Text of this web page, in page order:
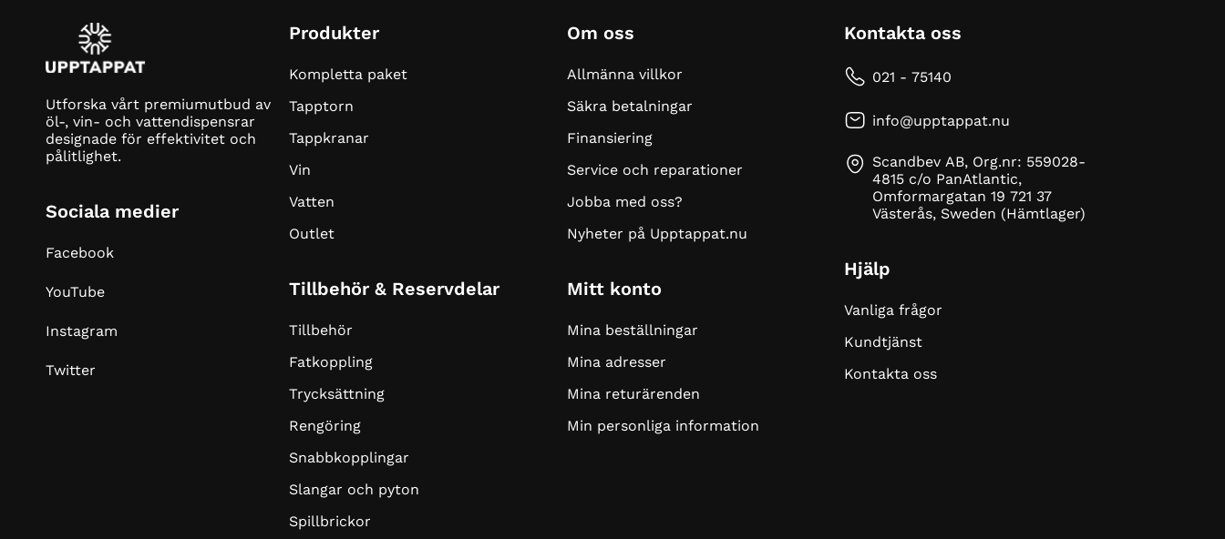
Utforska vårt premiumutbud av
öl-, vin- och vattendispensrar
designade för effektivitet och
pålitlighet.
Sociala medier
Facebook
YouTube
Instagram
Twitter
Produkter
Kompletta paket
Tapptorn
Tappkranar
Vin
Vatten
Outlet
Tillbehör & Reservdelar
Tillbehör
Fatkoppling
Trycksättning
Rengöring
Snabbkopplingar
Slangar och pyton
Spillbrickor
Om oss
Allmänna villkor
Säkra betalningar
Finansiering
Service och reparationer
Jobba med oss?
Nyheter på Upptappat.nu
Mitt konto
Mina beställningar
Mina adresser
Mina returärenden
Min personliga information
Kontakta oss
021 - 75140
info@upptappat.nu
Scandbev AB, Org.nr: 559028-
4815 c/o PanAtlantic,
Omformargatan 19 721 37
Västerås, Sweden (Hämtlager)
Hjälp
Vanliga frågor
Kundtjänst
Kontakta oss